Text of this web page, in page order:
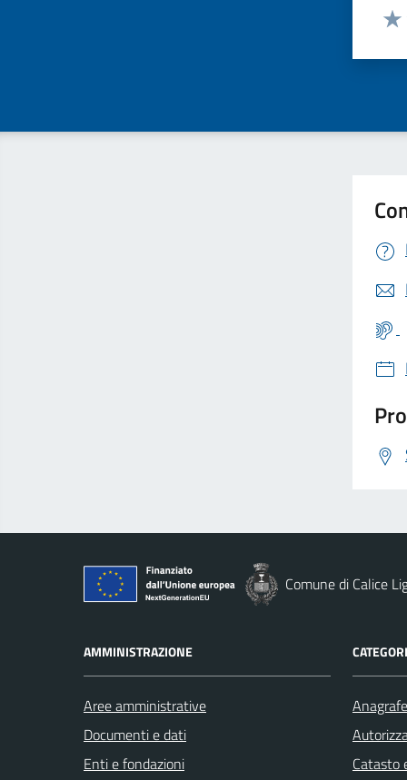
Comune di Calice
AMMINISTRAZIONE
Aree amministrative
Documenti e dati
Enti e fondazioni
Catasto